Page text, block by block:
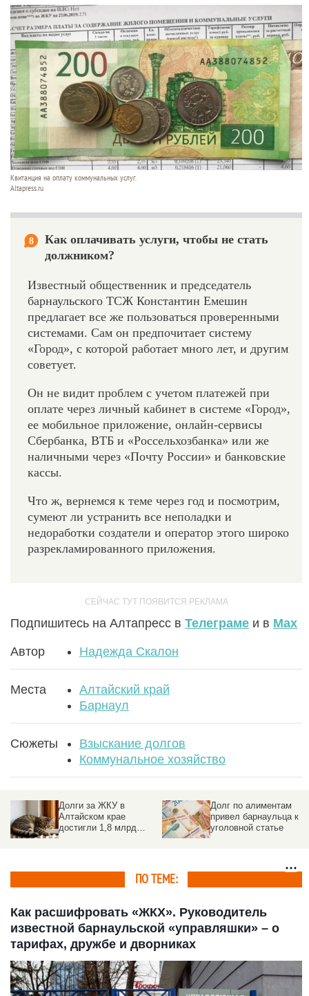
Квитанция на оплату коммунальных услуг.
Altapress.ru
8
Как оплачивать услуги, чтобы не стать
должником?
Известный общественник и председатель
барнаульского ТСЖ Константин Емешин
предлагает все же пользоваться проверенными
системами. Сам он предпочитает систему
«Город», с которой работает много лет, и другим
советует.
Он не видит проблем с учетом платежей при
оплате через личный кабинет в системе «Город»,
ее мобильное приложение, онлайн-сервисы
Сбербанка, ВТБ и «Россельхозбанка» или же
наличными через «Почту России» и банковские
кассы.
Что ж, вернемся к теме через год и посмотрим,
сумеют ли устранить все неполадки и
недоработки создатели и оператор этого широко
разрекламированного приложения.
Подпишитесь на Алтапресс в Телеграме и в Max
Автор Надежда Скалон
Места
Алтайский край
Барнаул
Сюжеты
Взыскание долгов
Коммунальное хозяйство
Долги за ЖКУ в
Алтайском крае
достигли 1,8 млрд
Долг по алиментам
привел барнаульца к
уголовной статье
ПО ТЕМЕ:
Как расшифровать «ЖКХ». Руководитель
известной барнаульской «управляшки» – о
тарифах, дружбе и дворниках